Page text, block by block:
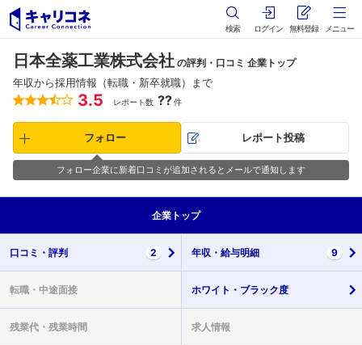
検索 ログイン 無料登録 メニュー
日本全薬工業株式会社 の評判・口コミ 企業トップ
年収から採用情報（転職・新卒就職）まで
3.5 レポート数 ??件
フォロー レポート投稿
フォロー企業に新着口コミが追加されるとメールで通知します
企業 トップ
口コミ・ 評判 2 年収・ 給与明細 9
転職・ 中途面接 ホワイト・ ブラック度
残業代・ 残業時間 求人情報